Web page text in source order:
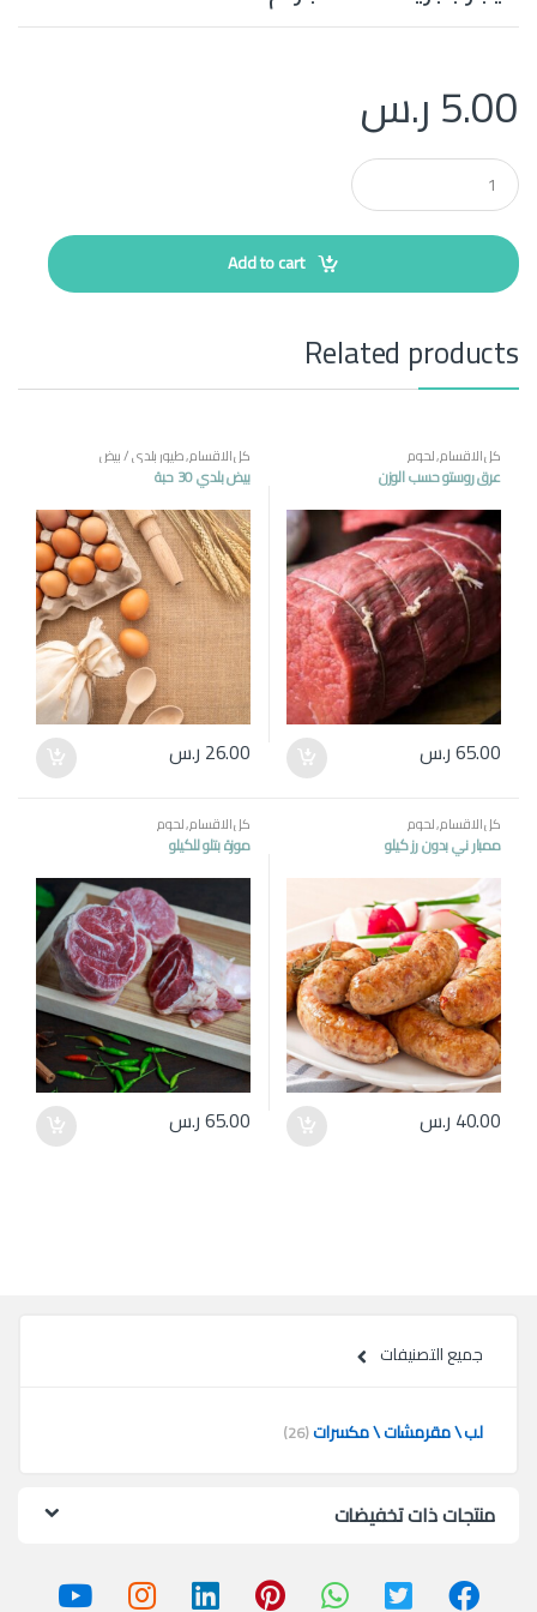
5.00ر.س
Q
u
a
t
i
Add to cart
Related products
كل الاقسام,لحوم
عرق روستو حسب الوزن
65.00ر.س
كل الاقسام,طيور بلدي / بيض
بيض بلدي 30 حبة
26.00 ر.س
كل الاقسام,لحوم
ممبار ني بدون رز كيلو
40.00 ر.س
كل الاقسام,لحوم
موزة بتلو للكيلو
65.00ر.س
جميع التصنيفات
لب \ مقرمشات \ مكسرات(26)
منتجات ذات تخفيضات